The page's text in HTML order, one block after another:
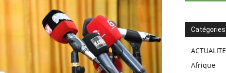
Catégories
ACTUALITE
Afrique